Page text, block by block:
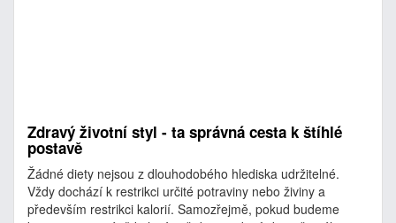
Zdravý životní styl - ta správná cesta k štíhlé
postavě
Žádné diety nejsou z dlouhodobého hlediska udržitelné.
Vždy dochází k restrikci určité potraviny nebo živiny a
především restrikci kalorií. Samozřejmě, pokud budeme